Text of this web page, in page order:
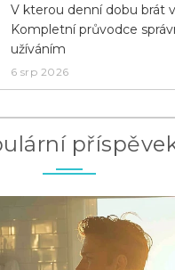
V kterou denní dobu brát
Kompletní průvodce
užíváním
6 srp 2026